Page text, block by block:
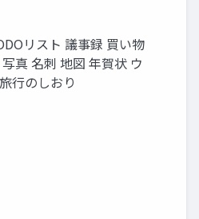
リスト 議事録 買い物
真 名刺 地図 年賀状 ウ
行のしおり